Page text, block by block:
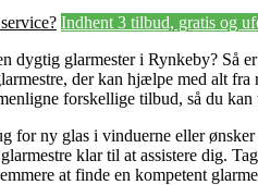
Indhent 3 tilbud, gratis og
dygtig glarmester i Rynkeby? Så
der kan hjælpe med alt
forskellige tilbud, så du
for ny glas i vinduerne eller
klar til at assistere dig.
at finde en kompetent